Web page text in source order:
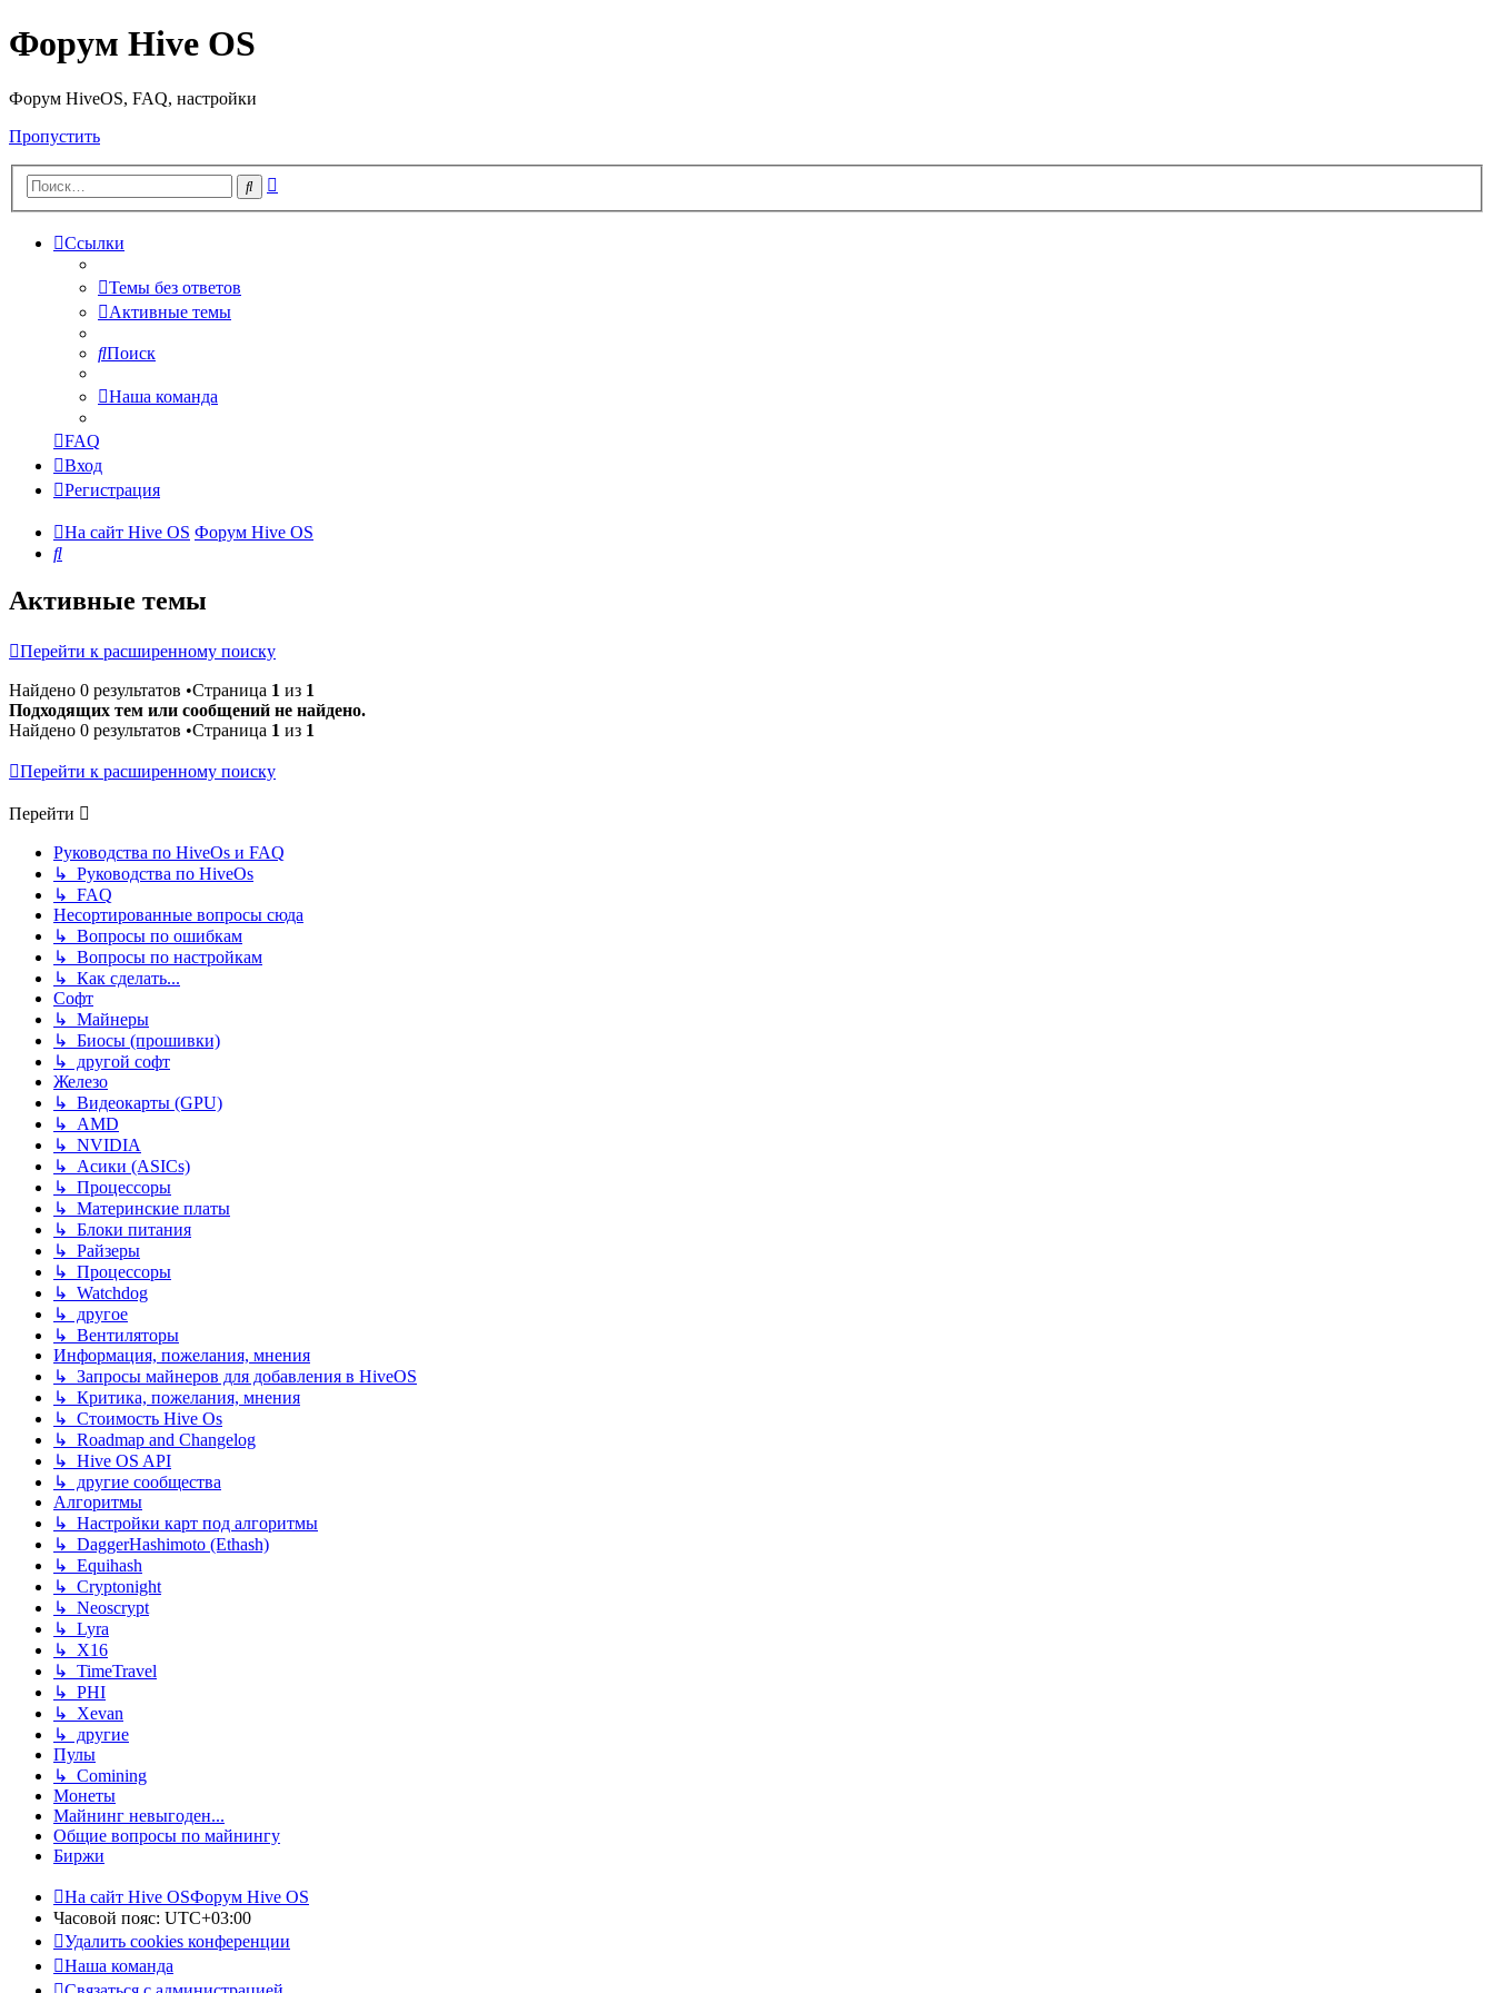
Форум Hive OS
Форум HiveOS, FAQ, настройки
Пропустить
Поиск
Ссылки
Темы без ответов
Активные темы
Поиск
Наша команда
FAQ
Вход
Регистрация
На сайт Hive OS Форум Hive OS
Поиск
Активные темы
Перейти к расширенному поиску
Найдено 0 результатов •Страница 1 из 1
Подходящих тем или сообщений не найдено.
Найдено 0 результатов •Страница 1 из 1
Перейти к расширенному поиску
Перейти
Руководства по HiveOs и FAQ
↳ Руководства по HiveOs
↳ FAQ
Несортированные вопросы сюда
↳ Вопросы по ошибкам
↳ Вопросы по настройкам
↳ Как сделать...
Софт
↳ Майнеры
↳ Биосы (прошивки)
↳ другой софт
Железо
↳ Видеокарты (GPU)
↳ AMD
↳ NVIDIA
↳ Асики (ASICs)
↳ Процессоры
↳ Материнские платы
↳ Блоки питания
↳ Райзеры
↳ Процессоры
↳ Watchdog
↳ другое
↳ Вентиляторы
Информация, пожелания, мнения
↳ Запросы майнеров для добавления в HiveOS
↳ Критика, пожелания, мнения
↳ Стоимость Hive Os
↳ Roadmap and Changelog
↳ Hive OS API
↳ другие сообщества
Алгоритмы
↳ Настройки карт под алгоритмы
↳ DaggerHashimoto (Ethash)
↳ Equihash
↳ Cryptonight
↳ Neoscrypt
↳ Lyra
↳ X16
↳ TimeTravel
↳ PHI
↳ Xevan
↳ другие
Пулы
↳ Comining
Монеты
Майнинг невыгоден...
Общие вопросы по майнингу
Биржи
На сайт Hive OSФорум Hive OS
Часовой пояс: UTC+03:00
Удалить cookies конференции
Наша команда